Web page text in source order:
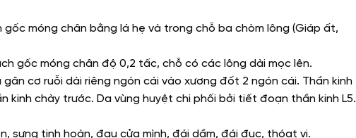
gốc móng chân bằng lá hẹ và trong chỗ ba chòm lông (Giáp ất,
gốc móng chân độ 0,2 tấc, chỗ có các lông dài mọc lên.
cơ ruỗi dài riêng ngón cái vào xương đốt 2 ngón cái. Thần kinh
kinh chày trước. Da vùng huyệt chi phối bởi tiết đoạn thần kinh L5.
sưng tinh hoàn, đau cửa mình, đái dầm, đái đục, thóat vị.